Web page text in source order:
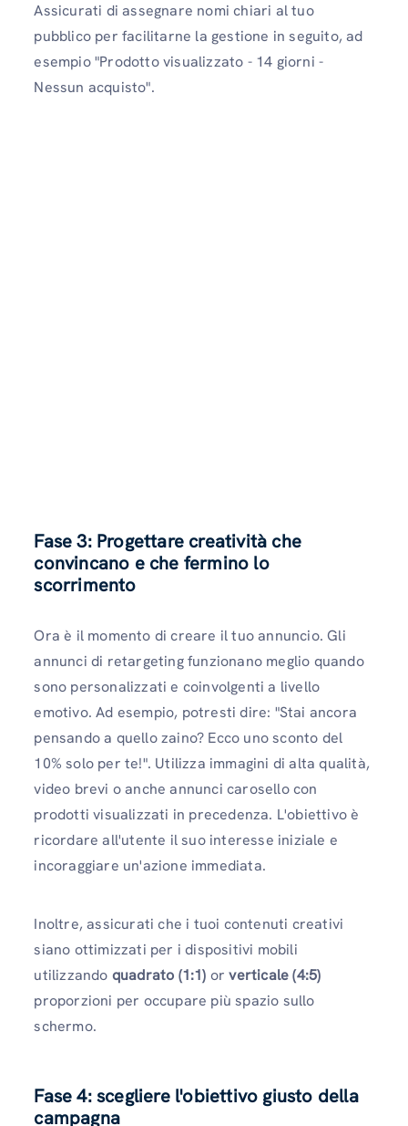
Assicurati di assegnare nomi chiari al tuo
pubblico per facilitarne la gestione in seguito, ad
esempio "Prodotto visualizzato - 14 giorni -
Nessun acquisto".
Fase 3: Progettare creatività che
convincano e che fermino lo
scorrimento
Ora è il momento di creare il tuo annuncio. Gli
annunci di retargeting funzionano meglio quando
sono personalizzati e coinvolgenti a livello
emotivo. Ad esempio, potresti dire: "Stai ancora
pensando a quello zaino? Ecco uno sconto del
10% solo per te!". Utilizza immagini di alta qualità,
video brevi o anche annunci carosello con
prodotti visualizzati in precedenza. L'obiettivo è
ricordare all'utente il suo interesse iniziale e
incoraggiare un'azione immediata.
Inoltre, assicurati che i tuoi contenuti creativi
siano ottimizzati per i dispositivi mobili
utilizzando quadrato (1:1) orverticale (4:5)
proporzioni per occupare più spazio sullo
schermo.
Fase 4: scegliere l'obiettivo giusto della
campagna